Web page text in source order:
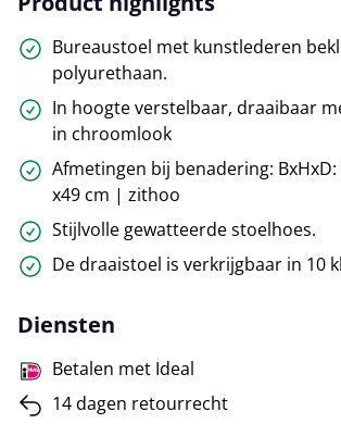
Bureaustoel met kunstlederen
polyurethaan.
In hoogte verstelbaar, draaibaar
in chroomlook
Afmetingen bij benadering: BxHxD:
x49 cm | zithoo
Stijlvolle gewatteerde stoelhoes.
De draaistoel is verkrijgbaar in 10
Diensten
Betalen met Ideal
14 dagen retourrecht